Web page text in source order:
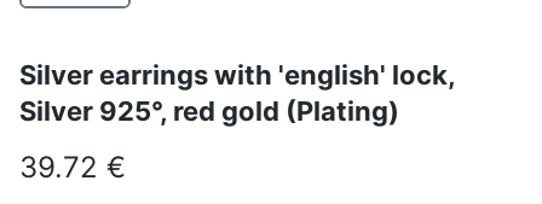
Silver earrings with 'english' lock,
Silver 925°, red gold (Plating)
39.72 €